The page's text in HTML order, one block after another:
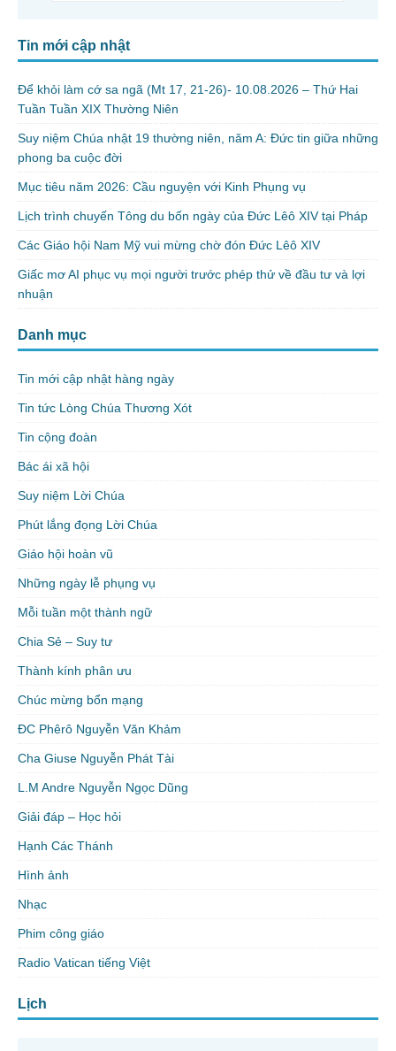
Tin mới cập nhật
Để khỏi làm cớ sa ngã (Mt 17, 21-26)- 10.08.2026 – Thứ Hai
Tuần Tuần XIX Thường Niên
Suy niệm Chúa nhật 19 thường niên, năm A: Đức tin giữa những
phong ba cuộc đời
Mục tiêu năm 2026: Cầu nguyện với Kinh Phụng vụ
Lịch trình chuyến Tông du bốn ngày của Đức Lêô XIV tại Pháp
Các Giáo hội Nam Mỹ vui mừng chờ đón Đức Lêô XIV
Giấc mơ AI phục vụ mọi người trước phép thử về đầu tư và lợi
nhuận
Danh mục
Tin mới cập nhật hàng ngày
Tin tức Lòng Chúa Thương Xót
Tin cộng đoàn
Bác ái xã hội
Suy niệm Lời Chúa
Phút lắng đọng Lời Chúa
Giáo hội hoàn vũ
Những ngày lễ phụng vụ
Mỗi tuần một thành ngữ
Chia Sẻ – Suy tư
Thành kính phân ưu
Chúc mừng bổn mạng
ĐC Phêrô Nguyễn Văn Khảm
Cha Giuse Nguyễn Phát Tài
L.M Andre Nguyễn Ngọc Dũng
Giải đáp – Học hỏi
Hạnh Các Thánh
Hình ảnh
Nhạc
Phim công giáo
Radio Vatican tiếng Việt
Lịch